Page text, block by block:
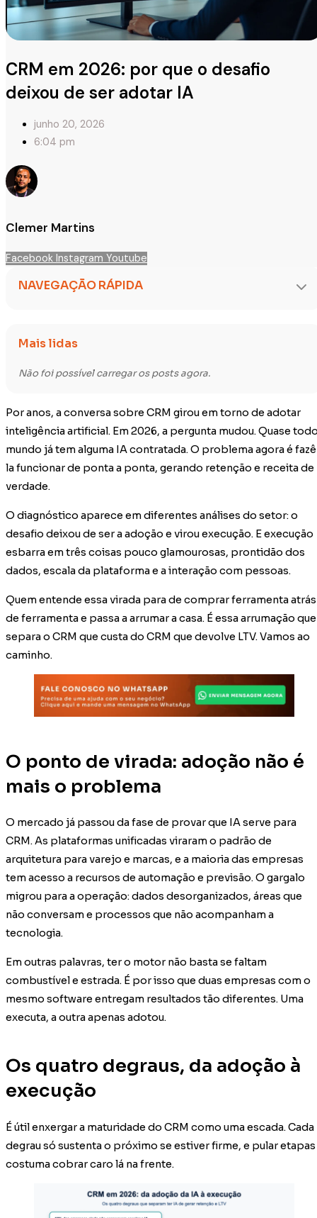
CRM em 2026: por que o desafio
deixou de ser adotar IA
junho 20, 2026
6:04 pm
Clemer Martins
Facebook Instagram Youtube
NAVEGAÇÃO RÁPIDA
Mais lidas
Não foi possível carregar os posts agora.
Por anos, a conversa sobre CRM girou em torno de adotar
inteligência artificial. Em 2026, a pergunta mudou. Quase
mundo já tem alguma IA contratada. O problema agora é
la funcionar de ponta a ponta, gerando retenção e receita de
verdade.
O diagnóstico aparece em diferentes análises do setor: o
desafio deixou de ser a adoção e virou execução. E execução
esbarra em três coisas pouco glamourosas, prontidão dos
dados, escala da plataforma e a interação com pessoas.
Quem entende essa virada para de comprar ferramenta atrás
de ferramenta e passa a arrumar a casa. É essa arrumação que
separa o CRM que custa do CRM que devolve LTV. Vamos ao
caminho.
O ponto de virada: adoção não é
mais o problema
O mercado já passou da fase de provar que IA serve para
CRM. As plataformas unificadas viraram o padrão de
arquitetura para varejo e marcas, e a maioria das empresas
tem acesso a recursos de automação e previsão. O gargalo
migrou para a operação: dados desorganizados, áreas que
não conversam e processos que não acompanham a
tecnologia.
Em outras palavras, ter o motor não basta se faltam
combustível e estrada. É por isso que duas empresas com o
mesmo software entregam resultados tão diferentes. Uma
executa, a outra apenas adotou.
Os quatro degraus, da adoção à
execução
É útil enxergar a maturidade do CRM como uma escada. Cada
degrau só sustenta o próximo se estiver firme, e pular etapas
costuma cobrar caro lá na frente.